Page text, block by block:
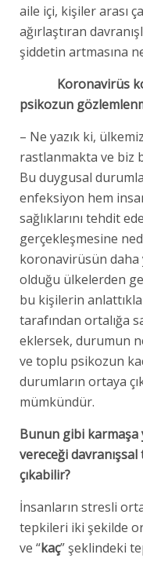
aile içi, kişiler arası
ağırlaştıran
şiddetin artmasına
Koronavirüs
psikozun
– Ne yazık ki,
rastlanmakta ve biz
Bu duygusal
enfeksiyon hem
sağlıklarını tehdit
gerçekleşmesine
koronavirüsün daha
olduğu ülkelerden
bu kişilerin
tarafından ortalığa
eklersek, durumun
ve toplu psikozun
durumların ortaya
mümkündür.
Bunun gibi karmaşa
vereceği
çıkabilir?
İnsanların stresli
tepkileri iki şekilde
ve “kaç” şeklindeki